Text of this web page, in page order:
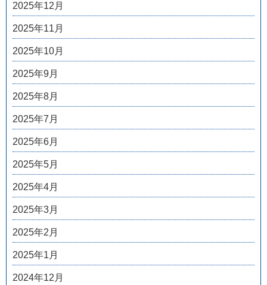
2025年12月
2025年11月
2025年10月
2025年9月
2025年8月
2025年7月
2025年6月
2025年5月
2025年4月
2025年3月
2025年2月
2025年1月
2024年12月